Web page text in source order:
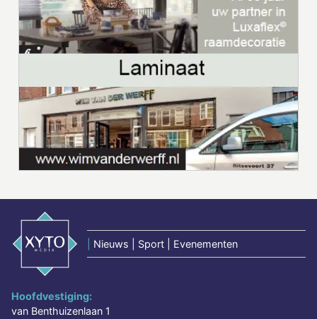
Nieuws | Sport | Evenementen
Hoofdvestiging:
van Benthuizenlaan 1